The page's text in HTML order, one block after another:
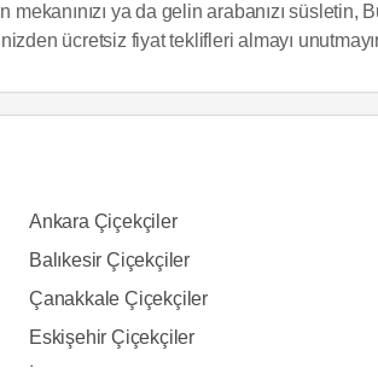
mekanınızı ya da gelin arabanızı süsletin,
ücretsiz fiyat teklifleri almayı
Ankara Çiçekçiler
Balıkesir Çiçekçiler
Çanakkale Çiçekçiler
Eskişehir Çiçekçiler